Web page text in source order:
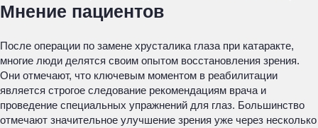
Мнение пациентов
После операции по замене хрусталика глаза при катаракте,
многие люди делятся своим опытом восстановления зрения.
Они отмечают, что ключевым моментом в реабилитации
является строгое следование рекомендациям врача и
проведение специальных упражнений для глаз. Большинство
отмечают значительное улучшение зрения уже через несколько